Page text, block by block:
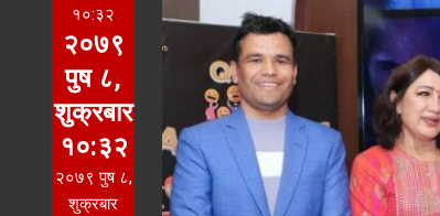
१०:३२
२०७९
पुष ८,
शुक्रबार
१०:३२
२०७९ पुष ८,
शुक्रबार